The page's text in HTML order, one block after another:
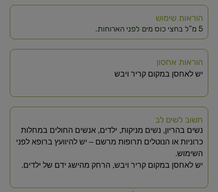
הוראות שימוש
5 מ”ל בחצי כוס מים לפני הארוחות.
הוראות אחסון
יש לאחסן במקום קריר ויבש
חשוב לשים לב
נשים בהריון, נשים מניקות, ילדים, אנשים החולים במחלות
כרוניות או הנוטלים תרופות מרשם – יש להיוועץ ברופא לפני
השימוש.
יש לאחסן במקום קריר ויבש, הרחק מהישג ידם של ילדים.